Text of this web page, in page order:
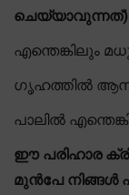
ചെയ്യാവുന്നത്)
എന്തെങ്കിലും
ഗൃഹത്തിൽ
പാലിൽ
ഈ പരിഹാര
മുൻപേ നിങ്ങൾ